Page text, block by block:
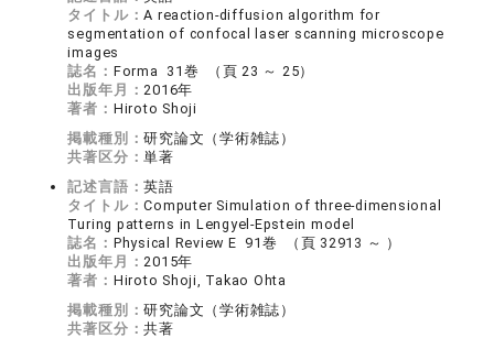
タイトル：A reaction-diffusion algorithm for
segmentation of confocal laser scanning microscope
images
誌名： Forma 31巻 （頁 23 ～ 25）
出版年月：2016年
著者： Hiroto Shoji
掲載種別：研究論文（学術雑誌）
共著区分：単著
記述言語：英語
タイトル：Computer Simulation of three-dimensional
Turing patterns in Lengyel-Epstein model
誌名： Physical Review E 91巻 （頁 32913 ～ ）
出版年月：2015年
著者： Hiroto Shoji, Takao Ohta
掲載種別：研究論文（学術雑誌）
共著区分：共著